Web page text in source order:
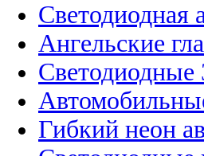
Светодиодная
Ангельские
Светодиодные
Гибкий неон